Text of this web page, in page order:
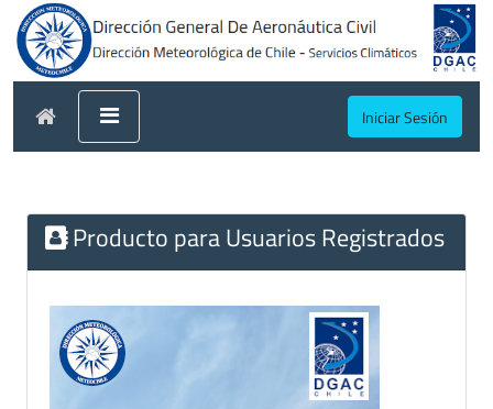
Iniciar Sesión
Producto para Usuarios Registrados